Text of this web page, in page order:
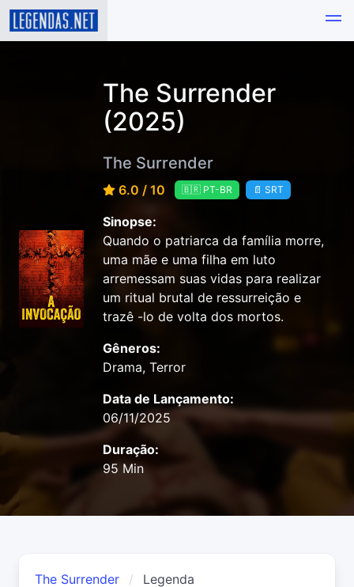
The Surrender
(2025)
The Surrender
6.0 / 10 🇧🇷 PT-BR 📄 SRT
Sinopse:
Quando o patriarca da família morre,
uma mãe e uma filha em luto
arremessam suas vidas para realizar
um ritual brutal de ressurreição e
trazê -lo de volta dos mortos.
Gêneros:
Drama, Terror
Data de Lançamento:
06/11/2025
Duração:
95 Min
The Surrender Legenda